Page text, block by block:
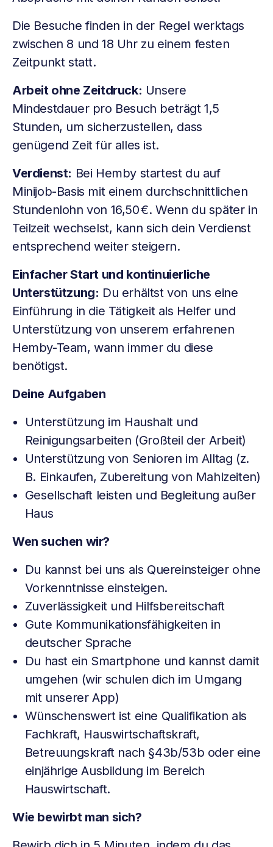
Die Besuche finden in der Regel werktags
zwischen 8 und 18 Uhr zu einem festen
Zeitpunkt statt.
Arbeit ohne Zeitdruck: Unsere
Mindestdauer pro Besuch beträgt 1,5
Stunden, um sicherzustellen, dass
genügend Zeit für alles ist.
Verdienst: Bei Hemby startest du auf
Minijob-Basis mit einem durchschnittlichen
Stundenlohn von 16,50 €. Wenn du später in
Teilzeit wechselst, kann sich dein Verdienst
entsprechend weiter steigern.
Einfacher Start und kontinuierliche
Unterstützung: Du erhältst von uns eine
Einführung in die Tätigkeit als Helfer und
Unterstützung von unserem erfahrenen
Hemby-Team, wann immer du diese
benötigst.
Deine Aufgaben
Unterstützung im Haushalt und
Reinigungsarbeiten (Großteil der Arbeit)
Unterstützung von Senioren im Alltag (z.
B. Einkaufen, Zubereitung von Mahlzeiten)
Gesellschaft leisten und Begleitung außer
Haus
Wen suchen wir?
Du kannst bei uns als Quereinsteiger ohne
Vorkenntnisse einsteigen.
Zuverlässigkeit und Hilfsbereitschaft
Gute Kommunikationsfähigkeiten in
deutscher Sprache
Du hast ein Smartphone und kannst damit
umgehen (wir schulen dich im Umgang
mit unserer App)
Wünschenswert ist eine Qualifikation als
Fachkraft, Hauswirtschaftskraft,
Betreuungskraft nach §43b/53b oder eine
einjährige Ausbildung im Bereich
Hauswirtschaft.
Wie bewirbt man sich?